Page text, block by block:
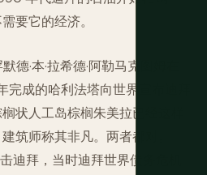
要它的经济。
·本·拉希德·阿勒马克图姆在
成的哈利法塔向世界宣布迪拜
状人工岛棕榈朱美拉已经这样
筑师称其非凡。两者都对。
迪拜，当时迪拜世界债务危机